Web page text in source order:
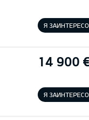
Я
14 900
Я